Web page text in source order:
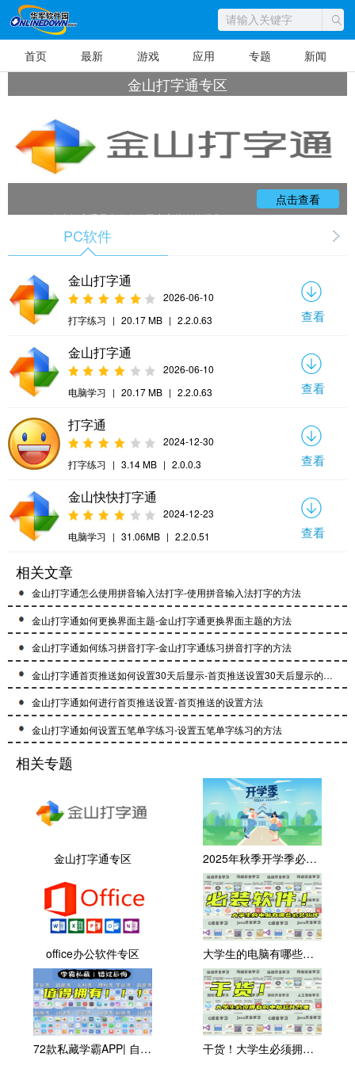
首页 最新 游戏 应用 专题 新闻
金山打字通专区
金山打字通是由金山公司官方推出的经典
打字练习软件，支持Windows全平台运行，为
免费软件。主要功能涵盖英文打字、拼音打
字、五笔打字三种主流输入法的针对性练习，
提供独特的关卡模式、打字测试、打字游戏、
学方式，支持易错键常用词重点训练、纠正南
方音模糊音、五笔反差工具、同声录入等12项
职业训练。界面简洁直观，操作便捷，内置趣
味打字游戏有效避免学习枯燥。作为国内最受
欢迎的打字练习工具，金山打字通广泛应用于
电脑初学者、学生、办公人员等群体，是提升
喜爱和信赖。
点击查看
PC软件
金山打字通
2026-06-10
打字练习 | 20.17 MB | 2.2.0.63 查看
金山打字通
2026-06-10
电脑学习 | 20.17 MB | 2.2.0.63 查看
打字通
2024-12-30
打字练习 | 3.14 MB | 2.0.0.3 查看
金山快快打字通
2024-12-23
电脑学习 | 31.06MB | 2.2.0.51 查看
相关文章
金山打字通怎么使用拼音输入法打字-使用拼音输入法打字的方法
金山打字通如何更换界面主题-金山打字通更换界面主题的方法
金山打字通如何练习拼音打字-金山打字通练习拼音打字的方法
金山打字通首页推送如何设置30天后显示-首页推送设置30天后显示的方法
金山打字通如何进行首页推送设置-首页推送的设置方法
金山打字通如何设置五笔单字练习-设置五笔单字练习的方法
相关专题
金山打字通专区 2025年秋季开学季必备软件大全
office办公软件专区 大学生的电脑有哪些必装软件？
72款私藏学霸APP| 自律变学霸 干货！大学生必须拥有的电脑软件